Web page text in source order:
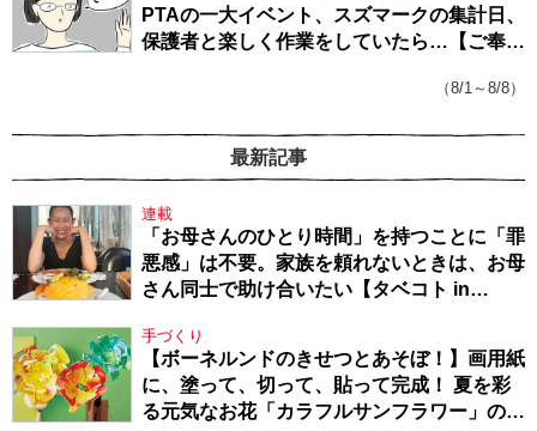
PTAの一大イベント、スズマークの集計日、
保護者と楽しく作業をしていたら…【ご奉仕
（8/1～8/8）
最新記事
連載
「お母さんのひとり時間」を持つことに「罪
悪感」は不要。家族を頼れないときは、お母
さん同士で助け合いたい【タベコト in
手づくり
【ボーネルンドのきせつとあそぼ！】画用紙
に、塗って、切って、貼って完成！ 夏を彩
る元気なお花「カラフルサンフラワー」の作